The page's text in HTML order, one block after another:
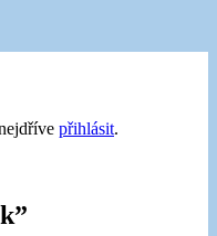
přihlásit.
”